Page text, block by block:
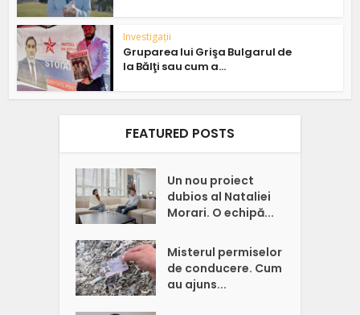
Investigații
Gruparea lui Grişa Bulgarul de
la Bălţi sau cum a...
FEATURED POSTS
Un nou proiect
dubios al Nataliei
Morari. O echipă...
Misterul permiselor
de conducere. Cum
au ajuns...